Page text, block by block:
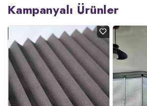
Kampanyalı Ürünler